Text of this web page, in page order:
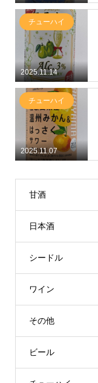
2025.11.14
チューハイ
2025.11.07
チューハイ
甘酒
日本酒
シードル
ワイン
その他
ビール